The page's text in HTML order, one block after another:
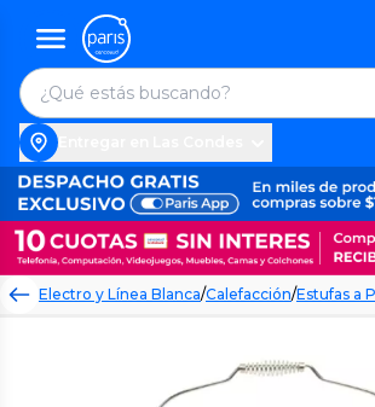
Electro y Línea Blanca/Calefacción/Estufas a